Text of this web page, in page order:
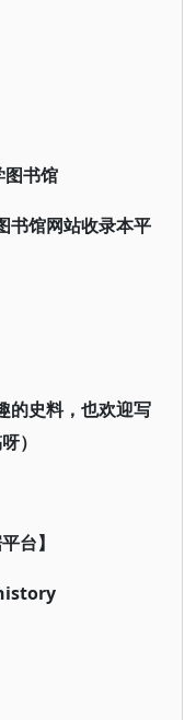
图书馆
书馆网站收录本平
的史料，也欢迎写
）
台】